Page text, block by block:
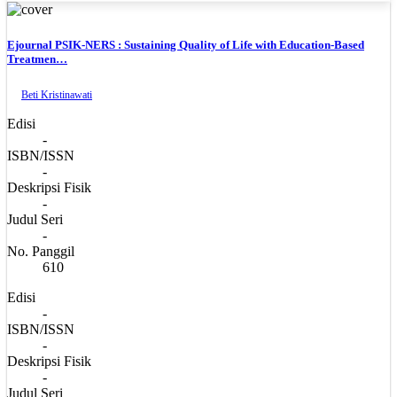
Ejournal PSIK-NERS : Sustaining Quality of Life with Education-Based
Treatmen…
Beti Kristinawati
Edisi
-
ISBN/ISSN
-
Deskripsi Fisik
-
Judul Seri
-
No. Panggil
610
Edisi
-
ISBN/ISSN
-
Deskripsi Fisik
-
Judul Seri